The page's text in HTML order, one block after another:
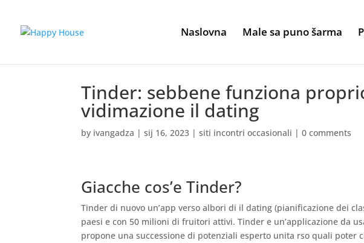
Naslovna Male sa puno šarma
Tinder: sebbene funziona
vidimazione il dating
by ivangadza |sij 16, 2023 |siti incontri occasionali |0 comments
Giacche cos’e Tinder?
Tinder di nuovo un’app verso albori di il dating (pianificazione dei
paesi e con 50 milioni di fruitori attivi. Tinder e un’applicazione da
propone una successione di potenziali esperto unita rso quali poter